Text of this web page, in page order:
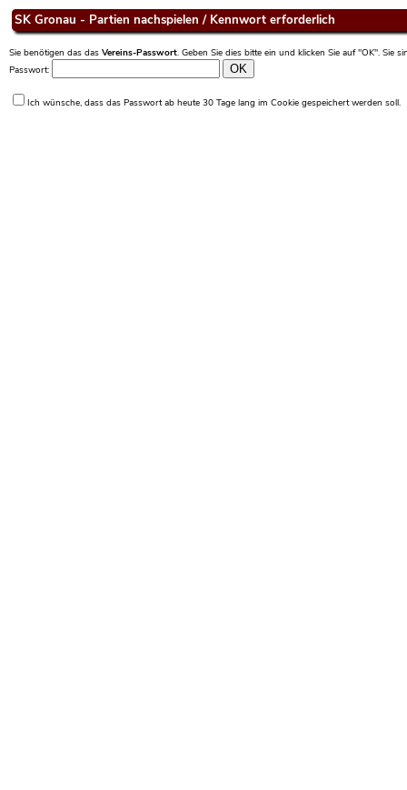
SK Gronau - Partien nachspielen / Kennwort erforderlich
Sie benötigen das das Vereins-Passwort. Geben Sie dies bitte ein und klicken Sie auf "OK". Sie
Passwort:
Ich wünsche, dass das Passwort ab heute 30 Tage lang im Cookie gespeichert werden soll.